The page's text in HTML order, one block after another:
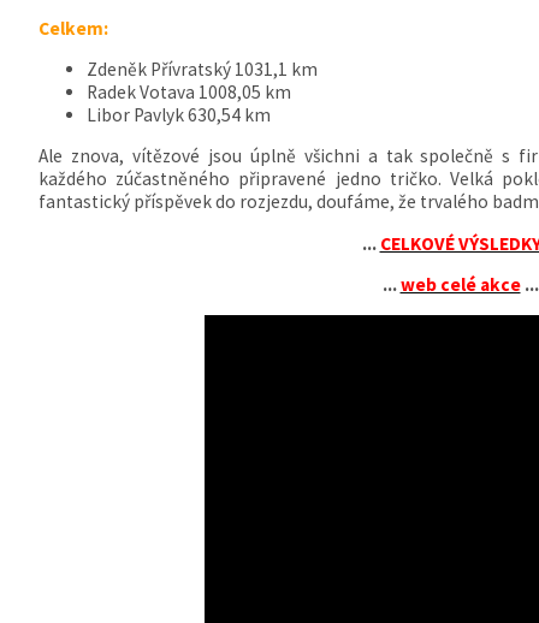
Celkem:
Zdeněk Přívratský 1031,1 km
Radek Votava 1008,05 km
Libor Pavlyk 630,54 km
Ale znova, vítězové jsou úplně všichni a tak společně s
každého zúčastněného připravené jedno tričko. Velká
fantastický příspěvek do rozjezdu, doufáme, že trvalého
... CELKOVÉ
...web celé akce...